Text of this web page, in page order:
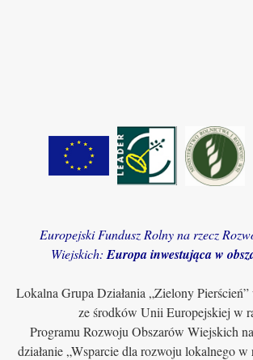
Europejski Fundusz Rolny na rzecz
Wiejskich: Europa inwestująca w
Lokalna Grupa Działania „Zielony Pierścień”
ze środków Unii Europejskiej w
Programu Rozwoju Obszarów Wiejskich
działanie „Wsparcie dla rozwoju lokalnego